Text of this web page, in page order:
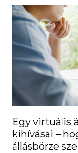
Egy virtuális
kihívásai –
állásbörze